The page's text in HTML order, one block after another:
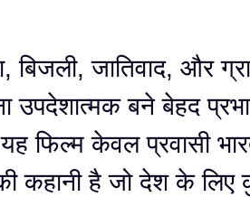
बिजली, जातिवाद, और
उपदेशात्मक बने बेहद
फिल्म केवल प्रवासी
कहानी है जो देश के